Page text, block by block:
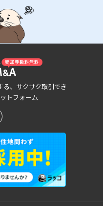
る、サクサク取引でき
トフォーム